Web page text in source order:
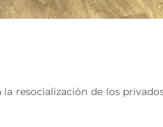
resocialización de los